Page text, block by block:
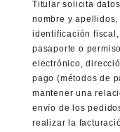
Titular solicita
nombre y
identificación
pasaporte o
electrónico,
pago (métodos de
mantener una
envío de los
realizar la